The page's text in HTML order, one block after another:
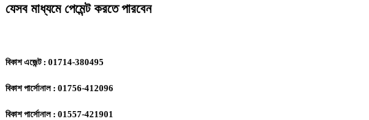
যেসব মাধ্যমে পেমেন্ট করতে পারবেন
বিকাশ এজেন্ট : 01714-380495
বিকাশ পার্সোনাল : 01756-412096
বিকাশ পার্সোনাল : 01557-421901